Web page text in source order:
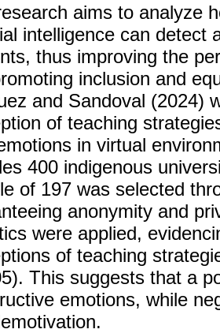
aims to analyze
intelligence can detect
thus improving the
inclusion and
and Sandoval (2024)
of teaching
in virtual
400 indigenous
of 197 was selected
anonymity and
were applied,
of teaching
This suggests that a
emotions, while